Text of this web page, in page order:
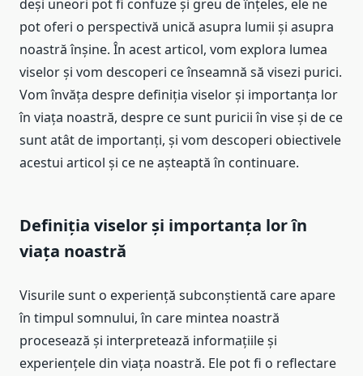
deși uneori pot fi confuze și greu de înțeles, ele ne
pot oferi o perspectivă unică asupra lumii și asupra
noastră înșine. În acest articol, vom explora lumea
viselor și vom descoperi ce înseamnă să visezi purici.
Vom învăța despre definiția viselor și importanța lor
în viața noastră, despre ce sunt puricii în vise și de ce
sunt atât de importanți, și vom descoperi obiectivele
acestui articol și ce ne așteaptă în continuare.
Definiția viselor și importanța lor în
viața noastră
Visurile sunt o experiență subconștientă care apare
în timpul somnului, în care mintea noastră
procesează și interpretează informațiile și
experiențele din viața noastră. Ele pot fi o reflectare